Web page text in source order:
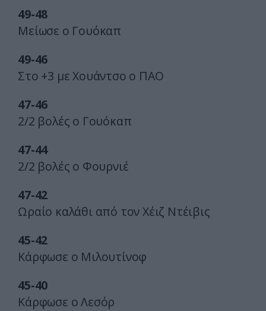
49-48
Μείωσε ο Γουόκαπ
49-46
Στο +3 με Χουάντσο ο ΠΑΟ
47-46
2/2 βολές ο Γουόκαπ
47-44
2/2 βολές ο Φουρνιέ
47-42
Ωραίο καλάθι από τον Χέιζ Ντέιβις
45-42
Κάρφωσε ο Μιλουτίνοφ
45-40
Κάρφωσε ο Λεσόρ